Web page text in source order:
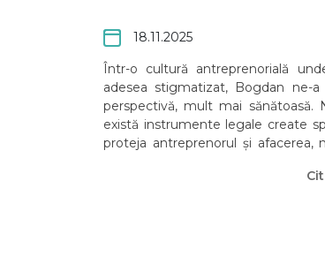
18.11.2025
Într-o cultură antreprenorială
adesea stigmatizat, Bogdan ne-
perspectivă, mult mai sănătoasă.
există instrumente legale create
proteja antreprenorul și afacerea,